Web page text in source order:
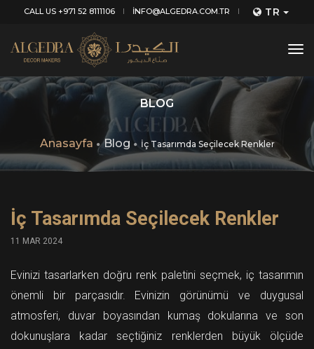
CALL US +971 52 8111106 INFO@ALGEDRA.COM.TR TR
BLOG
Anasayfa Blog İç Tasarımda Seçilecek Renkler
İç Tasarımda Seçilecek Renkler
11 MAR 2024
Evinizi tasarlarken doğru renk paletini seçmek, iç tasarımın
önemli bir parçasıdır. Evinizin görünümü ve duygusal
atmosferi, duvar boyasından kumaş dokularına ve son
dokunuşlara kadar seçtiğiniz renklerden büyük ölçüde